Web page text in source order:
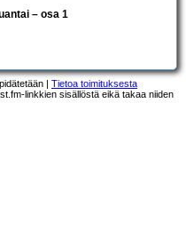
– osa 1
| Tietoa toimituksesta
linkkien sisällöstä eikä takaa niiden